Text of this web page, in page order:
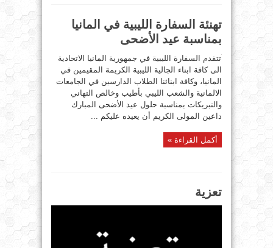
تهنئة السفارة الليبية في المانيا
بمناسبة عيد الأضحى
تتقدم السفارة الليبية في جمهورية المانيا الاتحادية
الى كافة ابناء الجالية الليبية الكريمة المقيمين في
المانيا، وكافة ابنائنا الطلاب الدارسين في الجامعات
الالمانية والشعب الليبي بأطيب وخالص التهاني
والتبريكات بمناسبة حلول عيد الأضحى المبارك
داعين المولى الكريم أن يعيده عليكم ...
أكمل القراءة »
تعزية